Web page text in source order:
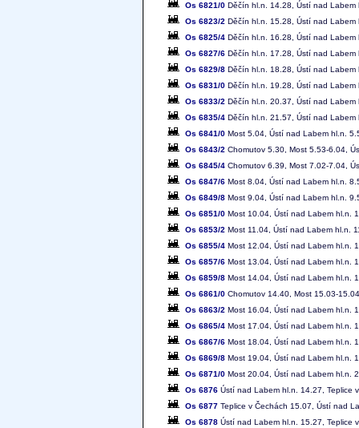
Os 6821/0 Děčín hl.n. 14.28, Ústí nad
Os 6823/2 Děčín hl.n. 15.28, Ústí nad
Os 6825/4 Děčín hl.n. 16.28, Ústí nad
Os 6827/6 Děčín hl.n. 17.28, Ústí nad
Os 6829/8 Děčín hl.n. 18.28, Ústí nad
Os 6831/0 Děčín hl.n. 19.28, Ústí nad
Os 6833/2 Děčín hl.n. 20.37, Ústí nad
Os 6835/4 Děčín hl.n. 21.57, Ústí nad
Os 6841/0 Most 5.04, Ústí nad Labem hl.n.
Os 6843/2 Chomutov 5.30, Most 5.53-6.04,
Os 6845/4 Chomutov 6.39, Most 7.02-7.04,
Os 6847/6 Most 8.04, Ústí nad Labem hl.n.
Os 6849/8 Most 9.04, Ústí nad Labem hl.n.
Os 6851/0 Most 10.04, Ústí nad Labem hl.n.
Os 6853/2 Most 11.04, Ústí nad Labem hl.n.
Os 6855/4 Most 12.04, Ústí nad Labem hl.n.
Os 6857/6 Most 13.04, Ústí nad Labem hl.n.
Os 6859/8 Most 14.04, Ústí nad Labem hl.n.
Os 6861/0 Chomutov 14.40, Most 15.03-
Os 6863/2 Most 16.04, Ústí nad Labem hl.n.
Os 6865/4 Most 17.04, Ústí nad Labem hl.n.
Os 6867/6 Most 18.04, Ústí nad Labem hl.n.
Os 6869/8 Most 19.04, Ústí nad Labem hl.n.
Os 6871/0 Most 20.04, Ústí nad Labem hl.n.
Os 6876 Ústí nad Labem hl.n. 14.27, Teplice
Os 6877 Teplice v Čechách 15.07, Ústí nad
Os 6878 Ústí nad Labem hl.n. 15.27, Teplice